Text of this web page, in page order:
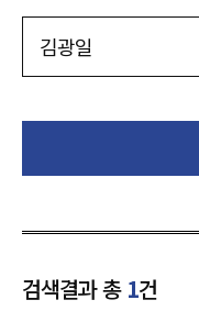
검색결과 총 1건